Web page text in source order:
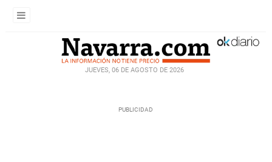
JUEVES, 06 DE AGOSTO DE 2026